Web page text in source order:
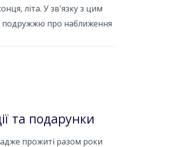
літа. У зв'язку з цим
подружжю про наближення
та подарунки
прожиті разом роки